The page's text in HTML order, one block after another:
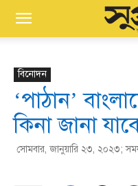
বিনোদন
‘পাঠান’
কিনা জানা
সোমবার, জানুয়ারি ২৩, ২০২৩;